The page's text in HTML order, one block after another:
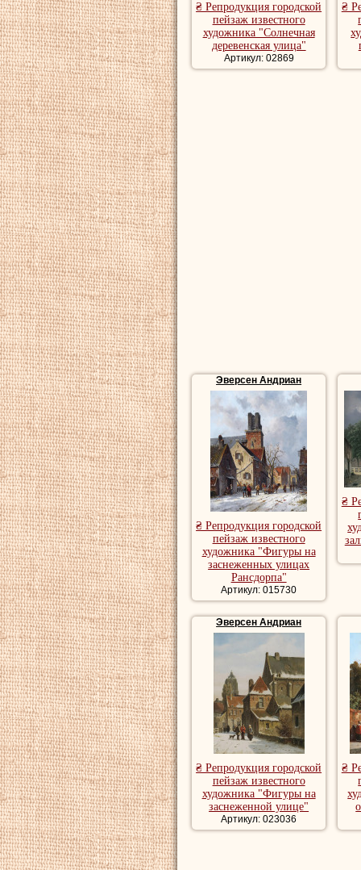
Городские
пейзаж, купить
городской
₴ Репродукция городской
пейзаж известного
художника "Солнечная
деревенская улица"
Артикул: 02869
₴
Эверсен Андриан
₴ Репродукция городской
пейзаж известного
художника "Фигуры на
заснеженных улицах
Рансдорпа"
Артикул: 015730
₴
Эверсен Андриан
₴ Репродукция городской
пейзаж известного
художника "Фигуры на
заснеженной улице"
Артикул: 023036
₴